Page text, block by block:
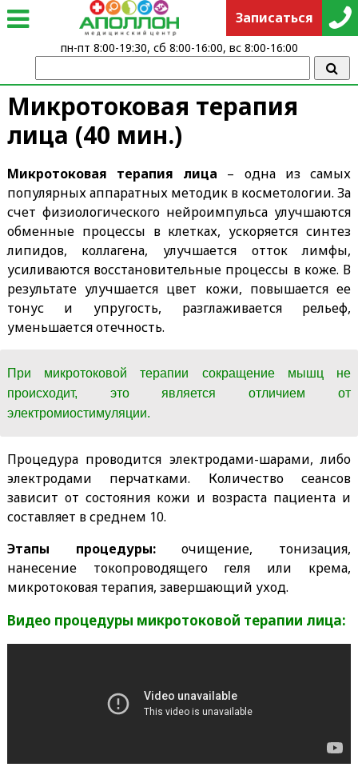
Микротоковая терапия
лица (40 мин.)
Микротоковая терапия лица – одна из самых
популярных аппаратных методик в косметологии. За
счет физиологического нейроимпульса улучшаются
обменные процессы в клетках, ускоряется синтез
липидов, коллагена, улучшается отток лимфы,
усиливаются восстановительные процессы в коже. В
результате улучшается цвет кожи, повышается ее
тонус и упругость, разглаживается рельеф,
уменьшается отечность.
При микротоковой терапии сокращение мышц не
происходит, это является отличием от
электромиостимуляции.
Процедура проводится электродами-шарами, либо
электродами перчатками. Количество сеансов
зависит от состояния кожи и возраста пациента и
составляет в среднем 10.
Этапы процедуры:очищение, тонизация,
нанесение токопроводящего геля или крема,
микротоковая терапия, завершающий уход.
Видео процедуры микротоковой терапии лица:
Записаться
пн-пт 8:00-19:30, сб 8:00-16:00, вс 8:00-16:00